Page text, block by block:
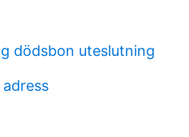
dödsbon uteslutning